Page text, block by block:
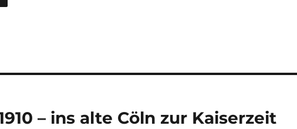
– ins alte Cöln zur Kaiserzeit